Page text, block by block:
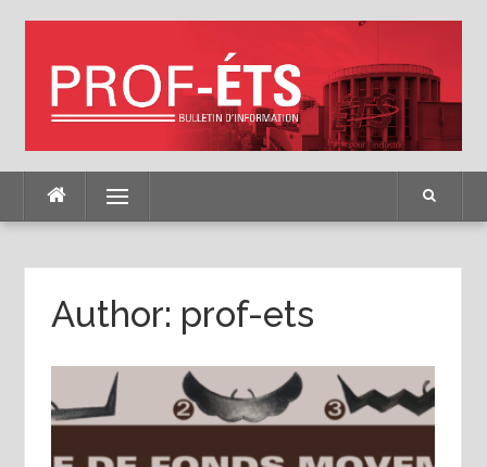
Menu
Author: prof-ets